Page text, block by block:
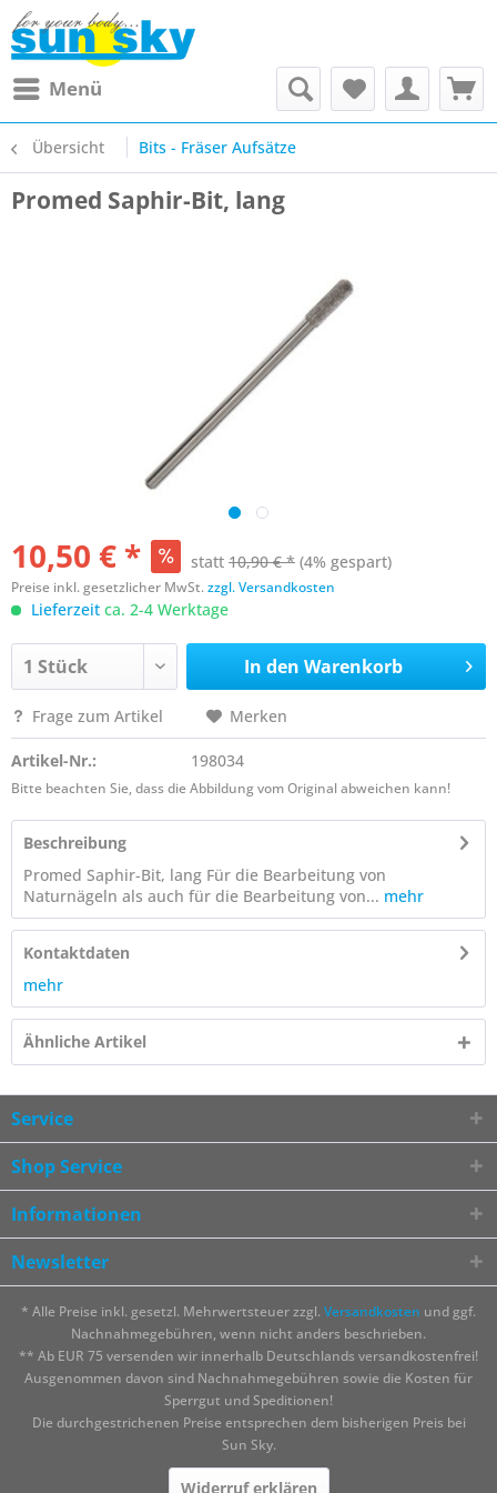
Menü
Übersicht Bits - Fräser Aufsätze
Promed Saphir-Bit, lang
10,50 € * statt 10,90 € * (4% gespart)
Preise inkl. gesetzlicher MwSt.zzgl. Versandkosten
Lieferzeit ca. 2-4 Werktage
In den Warenkorb
Frage zum Artikel Merken
Artikel-Nr.: 198034
Bitte beachten Sie, dass die Abbildung vom Original abweichen kann!
Beschreibung
Promed Saphir-Bit, lang Für die Bearbeitung von
Naturnägeln als auch für die Bearbeitung von... mehr
Kontaktdaten
mehr
Ähnliche Artikel
Service
Shop Service
Informationen
Newsletter
* Alle Preise inkl. gesetzl. Mehrwertsteuer zzgl. Versandkosten und ggf.
Nachnahmegebühren, wenn nicht anders beschrieben.
** Ab EUR 75 versenden wir innerhalb Deutschlands versandkostenfrei!
Ausgenommen davon sind Nachnahmegebühren sowie die Kosten für
Sperrgut und Speditionen!
Die durchgestrichenen Preise entsprechen dem bisherigen Preis bei
Sun Sky.
Widerruf erklären